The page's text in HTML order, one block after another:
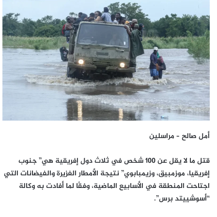
إلكترونيا
أمل صالح – مراسلين
قتل ما لا يقل عن 100 شخص في ثلاث دول إفريقية هي” جنوب
إفريقيا، موزمبيق، وزيمبابوي” نتيجة الأمطار الغزيرة والفيضانات التي
اجتاحت المنطقة في الأسابيع الماضية، وفقًا لما أفادت به وكالة
“أسوشييتد برس”.